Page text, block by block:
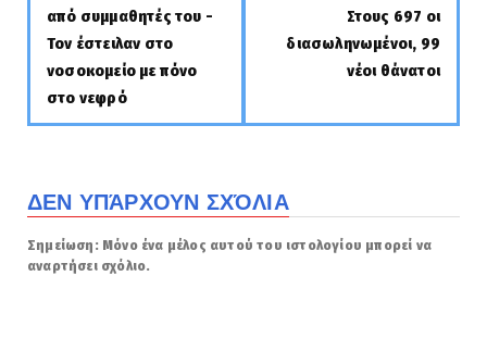
από συμμαθητές του -
Τον έστειλαν στο
νοσοκομείο με πόνο
στο νεφρό
Στους 697 οι
διασωληνωμένοι, 99
νέοι θάνατοι
ΔΕΝ ΥΠΆΡΧΟΥΝ ΣΧΌΛΙΑ
Σημείωση: Μόνο ένα μέλος αυτού του ιστολογίου μπορεί να
αναρτήσει σχόλιο.